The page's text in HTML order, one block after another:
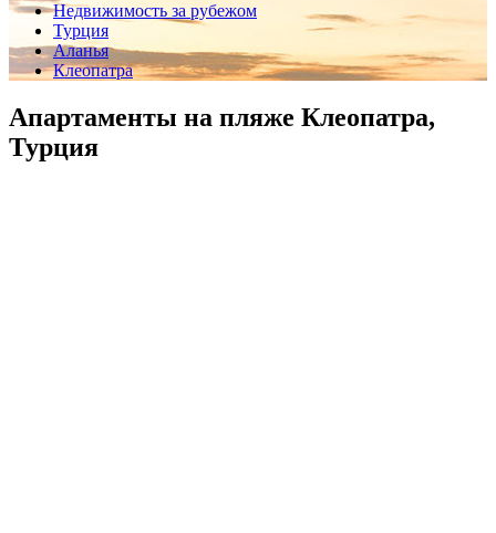
Недвижимость за рубежом
Турция
Аланья
Клеопатра
Апартаменты на пляже Клеопатра,
Турция